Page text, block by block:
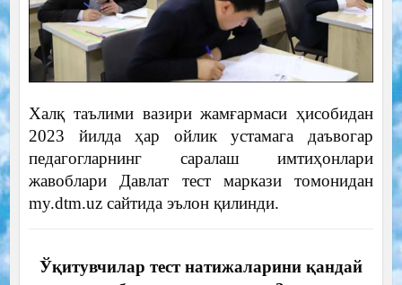
Халқ таълими вазири жамғармаси ҳисобидан
2023 йилда ҳар ойлик устамага даъвогар
педагогларнинг саралаш имтиҳонлари
жавоблари Давлат тест маркази томонидан
my.dtm.uz сайтида эълон қилинди.
Ўқитувчилар тест натижаларини қандай